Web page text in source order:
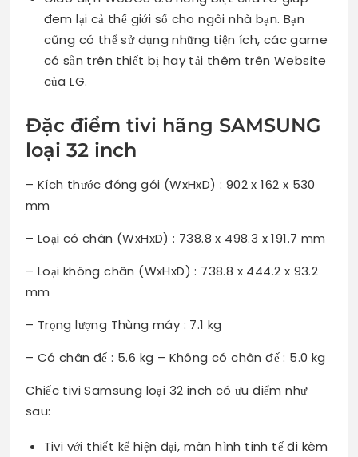
đem lại cả thế giới số cho ngôi nhà bạn. Bạn
cũng có thể sử dụng những tiện ích, các game
có sẵn trên thiết bị hay tải thêm trên Website
của LG.
Đặc điểm tivi hãng SAMSUNG
loại 32 inch
– Kích thước đóng gói (WxHxD) : 902 x 162 x 530
mm
– Loại có chân (WxHxD) : 738.8 x 498.3 x 191.7 mm
– Loại không chân (WxHxD) : 738.8 x 444.2 x 93.2
mm
– Trọng lượng Thùng máy : 7.1 kg
– Có chân đế : 5.6 kg – Không có chân đế : 5.0 kg
Chiếc tivi Samsung loại 32 inch có ưu điểm như
sau:
Tivi với thiết kế hiện đại, màn hình tinh tế đi kèm